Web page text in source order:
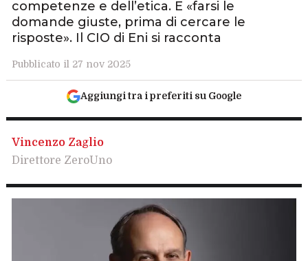
competenze e dell’etica. E «farsi le
domande giuste, prima di cercare le
risposte». Il CIO di Eni si racconta
Pubblicato il 27 nov 2025
Aggiungi tra i preferiti su Google
Vincenzo Zaglio
Direttore ZeroUno